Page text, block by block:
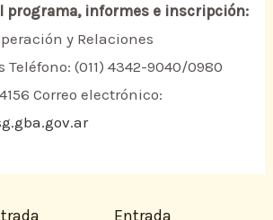
programa, informes e inscripción:
y Relaciones
(011) 4342-9040/0980
Correo electrónico:
Entrada